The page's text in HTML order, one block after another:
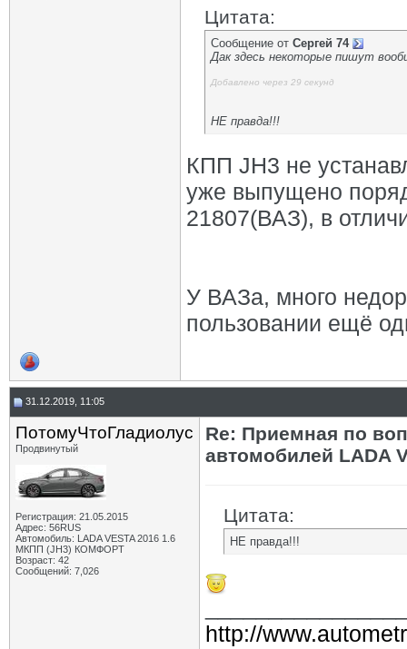
Цитата:
Сообщение от Сергей 74
Дак здесь некоторые пишут
Добавлено через 29 секунд
НЕ правда!!!
КПП JH3 не
уже выпущено
21807(ВАЗ), в
У ВАЗа, много
пользовании ещё
31.12.2019, 11:05
ПотомуЧтоГладиолус
Продвинутый
Регистрация: 21.05.2015
Адрес: 56RUS
Автомобиль: LADA VESTA 2016 1.6
МКПП (JH3) КОМФОРТ
Возраст: 42
Сообщений: 7,026
Re: Приемная по
автомобилей LADA
Цитата:
НЕ правда!!!
http://